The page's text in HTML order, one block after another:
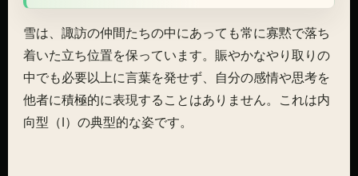
雪は、諏訪の仲間たちの中にあっても常に寡黙で落ち
着いた立ち位置を保っています。賑やかなやり取りの
中でも必要以上に言葉を発せず、自分の感情や思考を
他者に積極的に表現することはありません。これは内
向型（I）の典型的な姿です。